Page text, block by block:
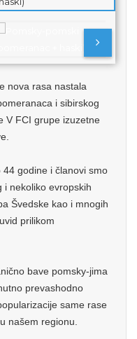
nova rasa nastala
i sibirskog
V FCI grupe izuzetne
godine i članovi smo
i nekoliko evropskih
Švedske kao i mnogih
prilikom
bave pomsky-jima
prevashodno
same rase
našem regionu.